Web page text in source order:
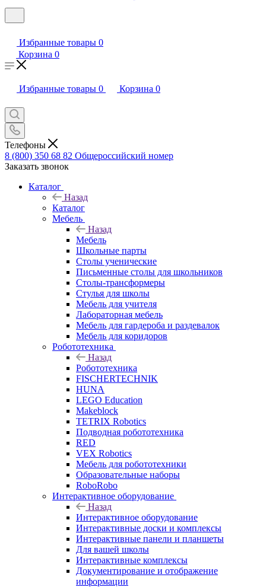
Избранные товары 0
Корзина 0
Избранные товары 0 Корзина 0
Телефоны
8 (800) 350 68 82 Общероссийский номер
Заказать звонок
Каталог
Назад
Каталог
Мебель
Назад
Мебель
Школьные парты
Столы ученические
Письменные столы для школьников
Столы-трансформеры
Стулья для школы
Мебель для учителя
Лабораторная мебель
Мебель для гардероба и раздевалок
Мебель для коридоров
Робототехника
Назад
Робототехника
FISCHERTECHNIK
HUNA
LEGO Education
Makeblock
TETRIX Robotics
Подводная робототехника
RED
VEX Robotics
Мебель для робототехники
Образовательные наборы
RoboRobo
Интерактивное оборудование
Назад
Интерактивное оборудование
Интерактивные доски и комплексы
Интерактивные панели и планшеты
Для вашей школы
Интерактивные комплексы
Документирование и отображение
информации